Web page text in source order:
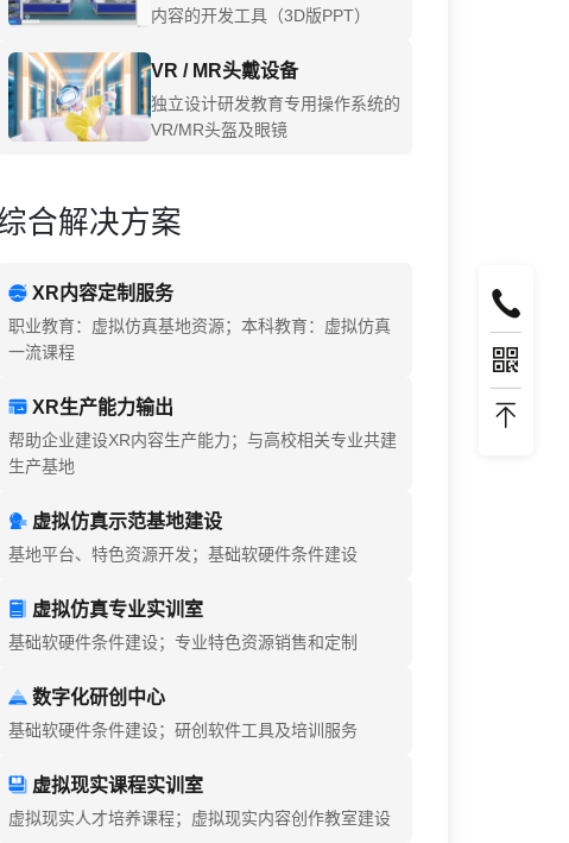
内容的开发工具（3D版PPT）
VR / MR头戴设备
独立设计研发教育专用操作系统的
VR/MR头盔及眼镜
合解决方案
XR内容定制服务
职业教育：虚拟仿真基地资源；本科教育：虚拟仿真
一流课程
XR生产能力输出
帮助企业建设XR内容生产能力；与高校相关专业共建
生产基地
虚拟仿真示范基地建设
基地平台、特色资源开发；基础软硬件条件建设
虚拟仿真专业实训室
基础软硬件条件建设；专业特色资源销售和定制
数字化研创中心
基础软硬件条件建设；研创软件工具及培训服务
虚拟现实课程实训室
虚拟现实人才培养课程；虚拟现实内容创作教室建设